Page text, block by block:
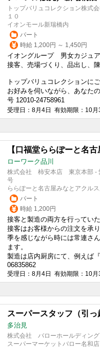
トップバリュコレクション株式
１０
イオンモール新瑞橋内
パート
時給 1,200円 ～ 1,450円
イオングループ 男女カジュア
接客 、売場づくり、品出し、
トップバリュコレクションに
お好みを伺いながら、あなた
号 12010-24758961
受理日：8月4日 有効期限：10月
【口福堂ららぽーと名
ローワーク品川
株式会社 柿安本店 東京本部 -
号
ららぽーと名古屋みなとアクルス
パート
時給 1,200円
接客 と製造の両方を行っていた
接客はお客様からの注文を承
季を感じながら時には常連さ
ます。
製造は店内厨房にて、例えば
06835862
受理日：8月4日 有効期限：10月
スーパースタッフ（引っ
多治見
株式会社 バローホールディング
スーパーマーケットバロー名和店